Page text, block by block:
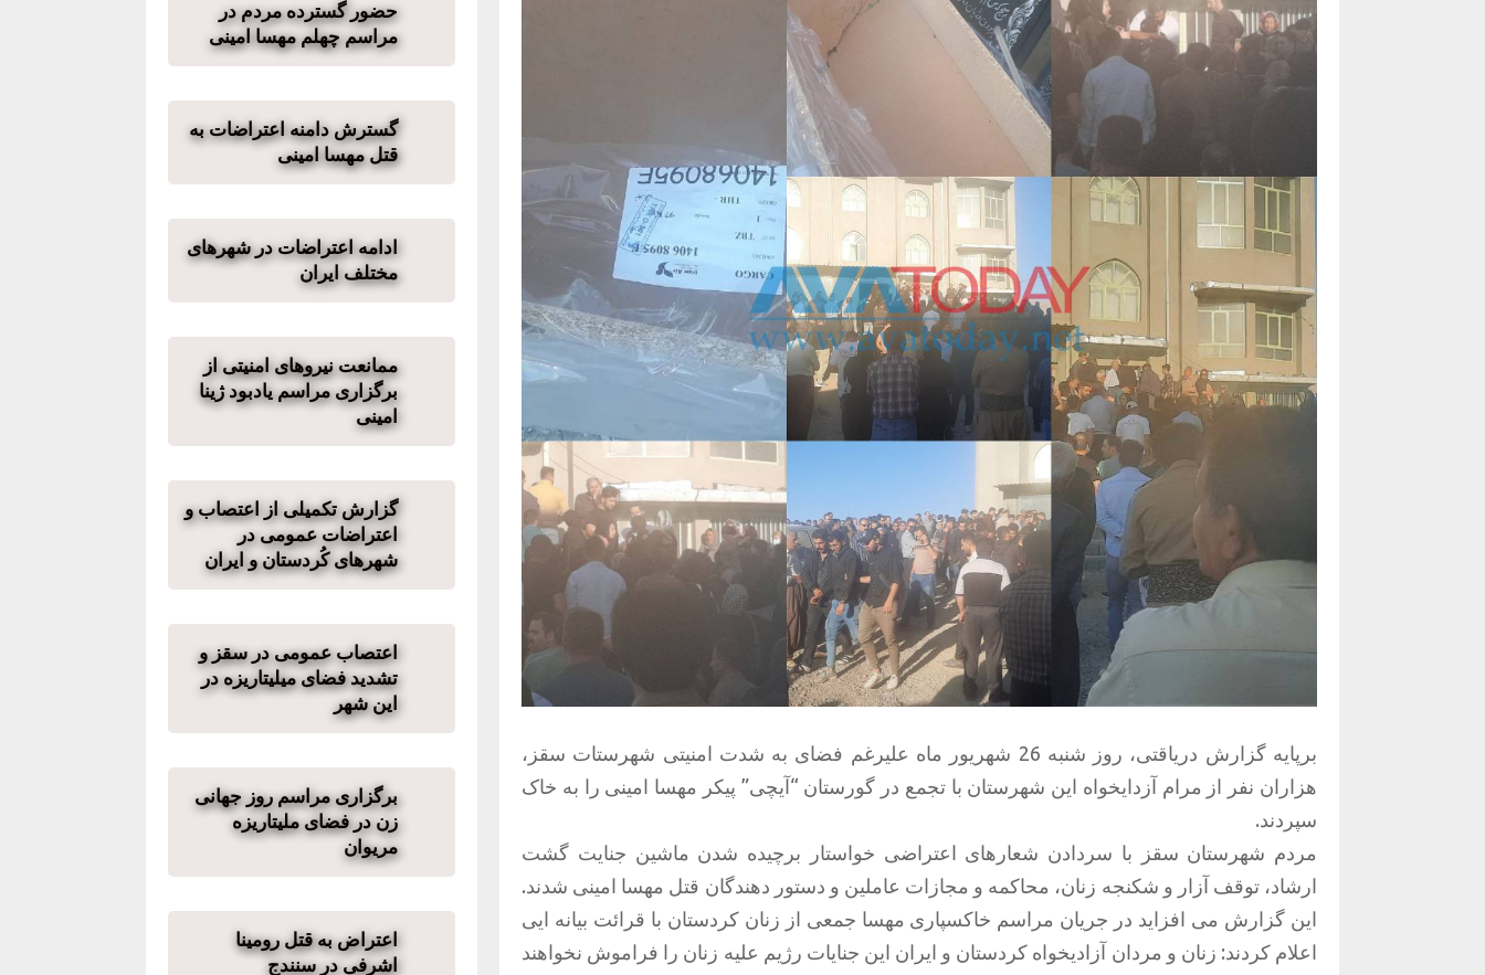
برپایه گزارش دریاقتی، روز شنبه 26 شهریور ماه علیرغم فضای به شدت امنیتی شهرستات سقز،
هزاران نفر از مرام آزدایخواه این شهرستان با تجمع در گورستان “آیچی” پیکر مهسا امینی را به خاک
سپردند.
مردم شهرستان سقز با سردادن شعارهای اعتراضی خواستار برچیده شدن ماشین جنایت گشت
ارشاد، توقف آزار و شکنجه زنان، محاکمه و مجازات عاملین و دستور دهندگان قتل مهسا امینی شدند.
این گزارش می افزاید در جریان مراسم خاکسپاری مهسا جمعی از زنان کردستان با قرائت بیانه ایی
اعلام کردند: زنان و مردان آزادیخواه کردستان و ایران این جنایات رژیم علیه زنان را فراموش نخواهند
حضور گسترده مردم در
مراسم چهلم مهسا امینی
گسترش دامنه اعتراضات به
قتل مهسا امینی
ادامه اعتراضات در شهرهای
مختلف ایران
ممانعت نیروهای امنیتی از
برگزاری مراسم یادبود ژینا
امینی
گزارش تکمیلی از اعتصاب و
اعتراضات عمومی در
شهرهای کُردستان و ایران
اعتصاب عمومی در سقز و
تشدید فضای میلیتاریزه در
این شهر
برگزاری مراسم روز جهانی
زن در فضای ملیتاریزه
مریوان
اعتراض بە قتل رومینا
اشرفی در سنندج